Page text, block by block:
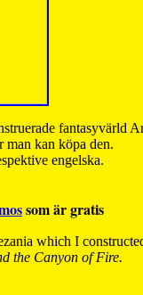
fantasyvärld
man kan köpa den.
engelska.
som är gratis
which I
the Canyon of Fire.